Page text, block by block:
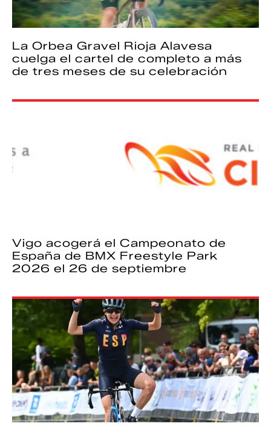
La Orbea Gravel Rioja Alavesa
cuelga el cartel de completo a más
de tres meses de su celebración
Vigo acogerá el Campeonato de
España de BMX Freestyle Park
2026 el 26 de septiembre